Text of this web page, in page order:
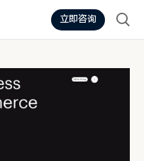
立即咨询